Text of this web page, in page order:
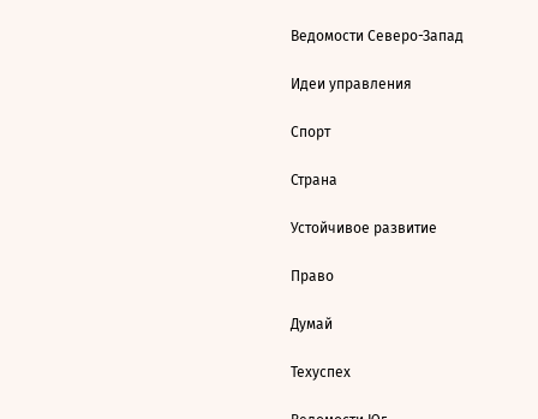
Ведомости Северо-Запад
Идеи управления
Спорт
Страна
Устойчивое развитие
Право
Думай
Техуспех